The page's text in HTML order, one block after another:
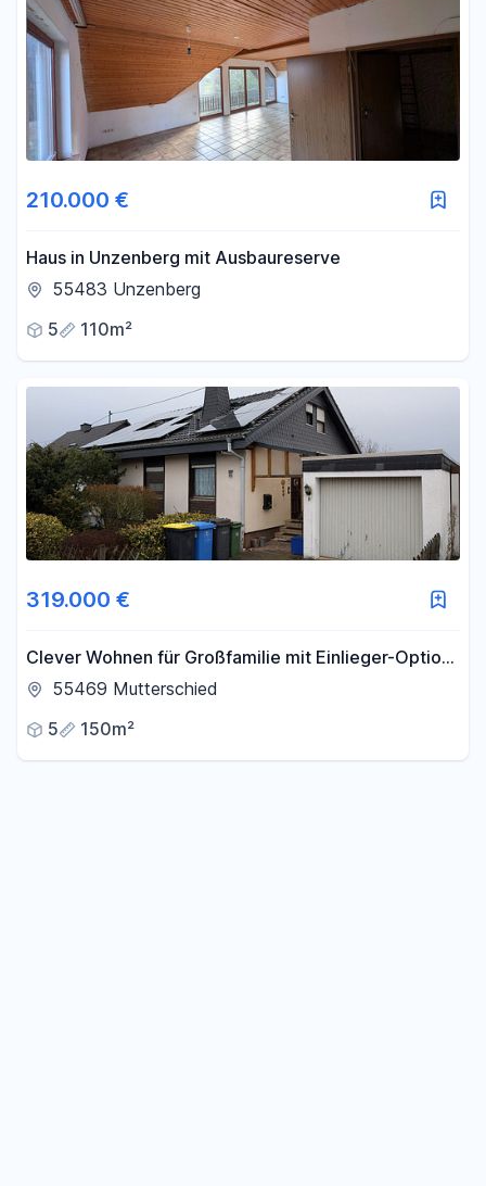
210.000 €
Haus in Unzenberg mit Ausbaureserve
55483 Unzenberg
5
110m²
319.000 €
Clever Wohnen für Großfamilie mit Einlieger-Option,
PV + Batteriespeicher
55469 Mutterschied
5
150m²